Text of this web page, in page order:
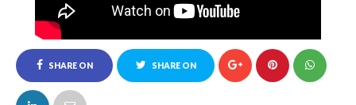
SHARE ON
FACEBOOK
SHARE ON